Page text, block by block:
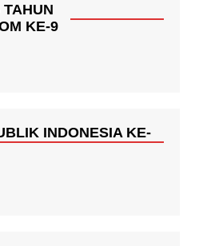
KE-9
INDONESIA KE-